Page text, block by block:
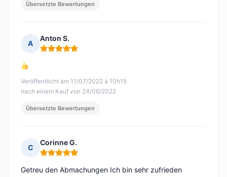
Übersetzte Bewertungen
A
Anton S.
Hinweis: 5 von 5
Veröffentlicht am 11/07/2022 à 10h15
nach einem Kauf von 24/06/2022
Übersetzte Bewertungen
C
Corinne G.
Hinweis: 5 von 5
Getreu den Abmachungen Ich bin sehr zufrieden